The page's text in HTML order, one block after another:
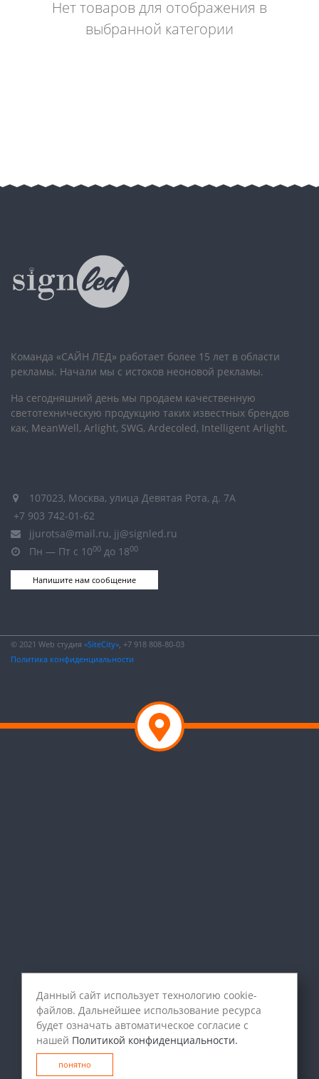
Нет товаров для отображения в
выбранной категории
Команда «САЙН ЛЕД» работает более 15 лет в области
рекламы. Начали мы с истоков неоновой рекламы.
На сегодняшний день мы продаем качественную
светотехническую продукцию таких известных брендов
как, MeanWell, Arlight, SWG, Ardecoled, Intelligent Arlight.
107023, Москва, улица Девятая Рота, д. 7А
+7 903 742-01-62
jjurotsa@mail.ru, jj@signled.ru
Пн — Пт с 1000 до 1800
Напишите нам сообщение
© 2021 Web студия «SiteCity», +7 918 808-80-03
Политика конфиденциальности
Данный сайт использует технологию cookie-
файлов. Дальнейшее использование ресурса
будет означать автоматическое согласие с
нашей Политикой конфиденциальности.
понятно